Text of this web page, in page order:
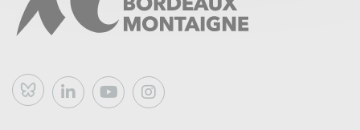
Bluesky